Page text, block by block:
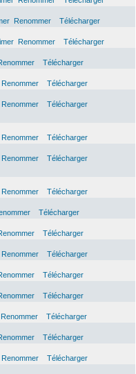
Renommer
Télécharger
Renommer
Télécharger
Télécharger
Renommer
Télécharger
Renommer
Télécharger
Renommer
Télécharger
Renommer
Télécharger
Renommer
Télécharger
Télécharger
Télécharger
Renommer
Télécharger
Télécharger
Télécharger
Renommer
Télécharger
Télécharger
Renommer
Télécharger